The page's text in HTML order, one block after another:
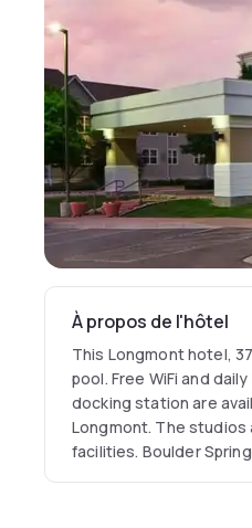
À propos de l'hôtel
This Longmont hotel,
pool. Free WiFi and
docking station are
Longmont. The
facilities. Boulder